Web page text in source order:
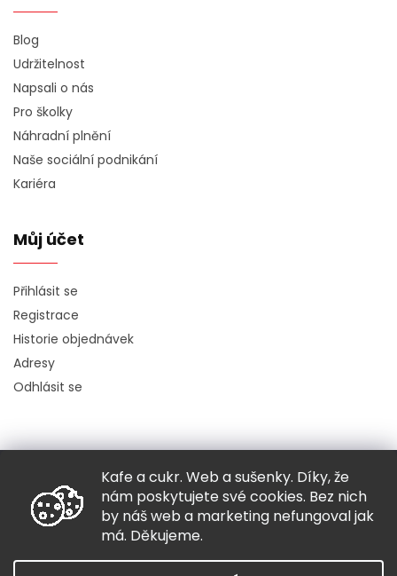
Kafe a cukr. Web a sušenky. Díky, že
nám poskytujete své cookies. Bez nich
by náš web a marketing nefungoval jak
má. Děkujeme.
Blog
Udržitelnost
Napsali o nás
Pro školky
Náhradní plnění
Naše sociální podnikání
Kariéra
Můj účet
Přihlásit se
Registrace
Historie objednávek
Adresy
Odhlásit se
Copyright 2026Hugo chodí bos. Všechna práva vyhrazena.
Grafický návrh vytvořil a nakódovalShoptak.cz